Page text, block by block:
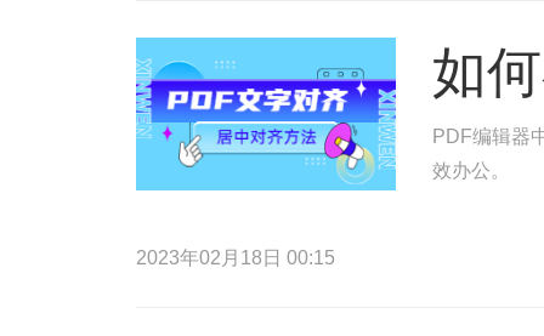
如
PDF编辑器
效办公。
2023年02月18日 00:15